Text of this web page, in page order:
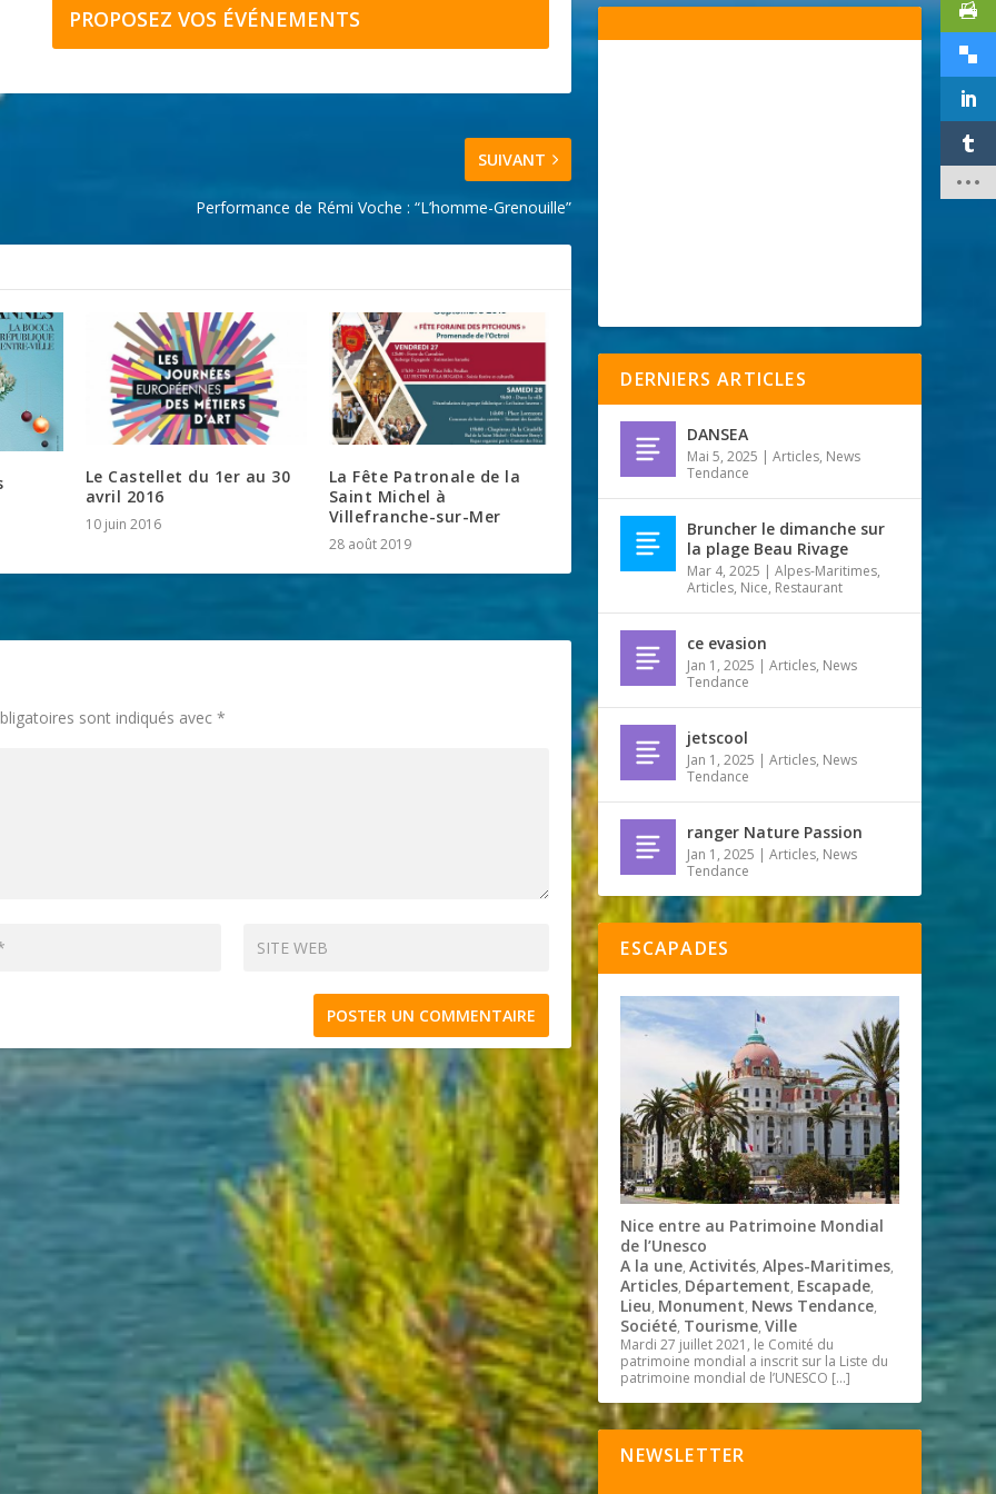
PROPOSEZ VOS ÉVÉNEMENTS
SUIVANT
Performance de Rémi Voche : “L’homme-Grenouille”
Le Castellet du 1er au 30
avril 2016
10 juin 2016
La Fête Patronale de la
Saint Michel à
Villefranche-sur-Mer
28 août 2019
sont indiqués avec*
DERNIERS ARTICLES
DANSEA
Mai 5, 2025 |Articles, News
Tendance
Bruncher le dimanche sur
la plage Beau Rivage
Mar 4, 2025 |Alpes-Maritimes,
Articles, Nice, Restaurant
ce evasion
Jan 1, 2025 |Articles, News
Tendance
jetscool
Jan 1, 2025 |Articles, News
Tendance
ranger Nature Passion
Jan 1, 2025 |Articles, News
Tendance
ESCAPADES
Nice entre au Patrimoine Mondial
de l’Unesco
A la une,Activités,Alpes-Maritimes,
Articles, Département, Escapade,
Lieu, Monument, News Tendance,
Société, Tourisme,Ville
Mardi 27 juillet 2021, le Comité du
patrimoine mondial a inscrit sur la Liste du
patrimoine mondial de l’UNESCO […]
NEWSLETTER